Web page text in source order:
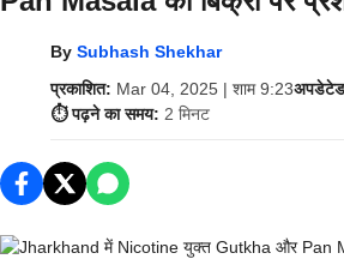
By Subhash Shekhar
प्रकाशित: Mar 04, 2025 | शाम 9:23
⏱️ पढ़ने का समय: 2 मिनट